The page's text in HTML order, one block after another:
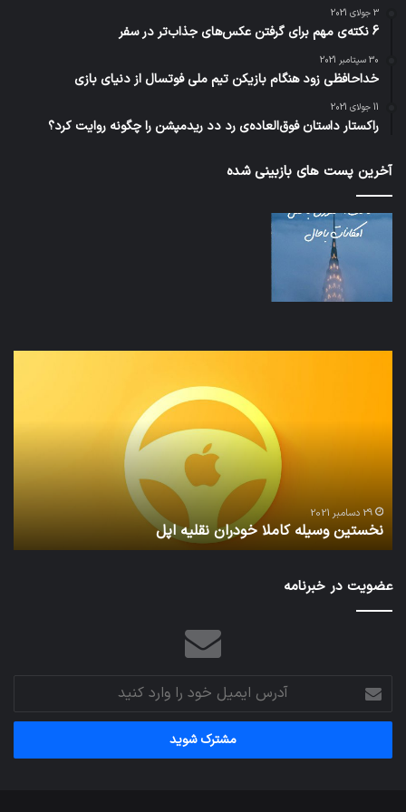
3 جولای 2021
6 نکته‌ی مهم برای گرفتن عکس‌های جذاب‌تر در سفر
30 سپتامبر 2021
خداحافظی زود هنگام بازیکن تیم ملی فوتسال از دنیای بازی
11 جولای 2021
راکستار داستان فوق‌العاده‌ی رد دد ریدمپشن را چگونه روایت کرد؟
آخرین پست های بازبینی شده
29 دسامبر 2021
نخستین وسیله کاملا خودران نقلیه اپل
عضویت در خبرنامه
آدرس
ایمیل
خود
وارد